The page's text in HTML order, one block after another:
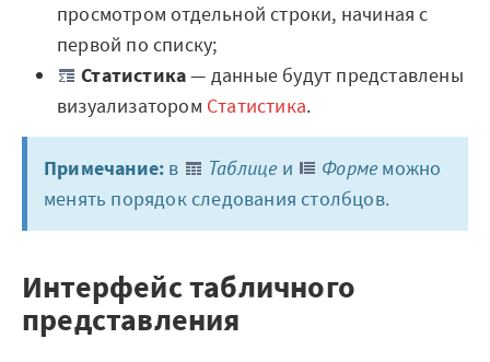
Loginom + AI
AI в экосистеме Loginom
Для аналитиков
Для IT-специалистов
Вопросы и ответы
Маркетплейс
просмотром отдельной строки, начиная с
первой по списку;
Статистика— данные будут представлены
визуализатором Статистика.
Примечание: в Таблицеи Формеможно
менять порядок следования столбцов.
Интерфейс табличного
представления